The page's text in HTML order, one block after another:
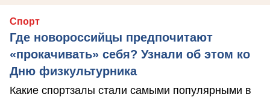
Спорт
Где новороссийцы предпочитают
«прокачивать» себя? Узнали об этом ко
Дню физкультурника
Какие спортзалы стали самыми популярными в